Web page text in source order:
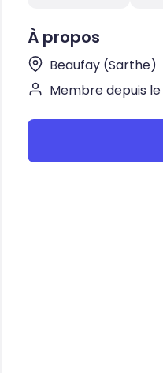
À propos
Beaufay (Sarthe)
Membre depuis